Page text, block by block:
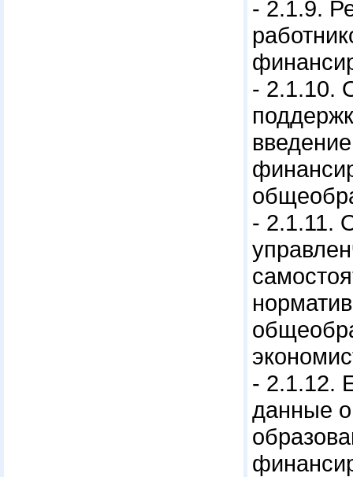
- 2.1.9.
- 2.1.10.
- 2.1.11.
- 2.1.12.
данные